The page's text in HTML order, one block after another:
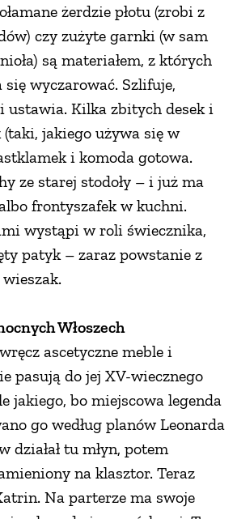
żerdzie płotu (zrobi z
czy zużyte garnki (w sam
są materiałem, z których
się wyczarować. Szlifuje,
ustawia. Kilka zbitych desek i
jakiego używa się w
i komoda gotowa.
ze starej stodoły – i już ma
frontyszafek w kuchni.
wystąpi w roli świecznika,
patyk – zaraz powstanie z
Włoszech
ascetyczne meble i
pasują do jej XV-wiecznego
jakiego, bo miejscowa legenda
go według planów Leonarda
działał tu młyn, potem
na klasztor. Teraz
Na parterze ma swoje